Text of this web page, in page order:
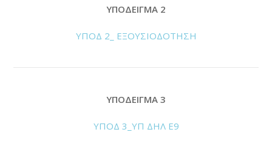
ΥΠΟΔΕΙΓΜΑ 2
ΥΠΟΔ 2_ ΕΞΟΥΣΙΟΔΟΤΗΣΗ
ΥΠΟΔΕΙΓΜΑ 3
ΥΠΟΔ 3_ΥΠ ΔΗΛ Ε9